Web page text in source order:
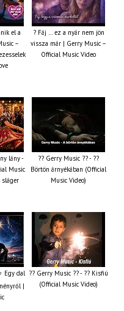
el a
–
? Fáj … ez a nyár nem jön
vissza már | Gerry Music –
Official Music Video
lány -
Music
sláger
?? Gerry Music ?? - ??
Börtön árnyékában (Official
Music Video)
Egy dal
|
?? Gerry Music ?? - ?? Kisfiú
(Official Music Video)